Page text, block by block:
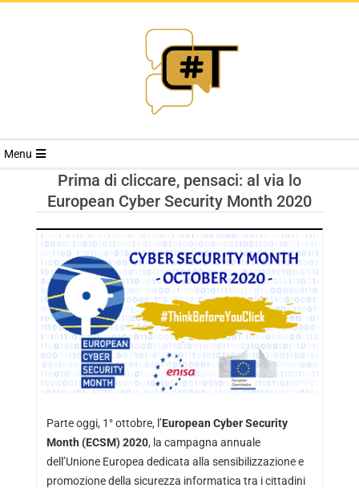
RIVISTA
TRENDS
Menu
Prima di cliccare, pensaci: al via lo
European Cyber Security Month 2020
Parte oggi, 1° ottobre, l’European Cyber Security
Month (ECSM) 2020, la campagna annuale
dell’Unione Europea dedicata alla sensibilizzazione e
promozione della sicurezza informatica tra i cittadini